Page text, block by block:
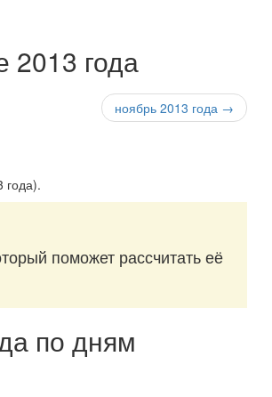
2013 года
ноябрь 2013 года →
года).
поможет рассчитать её
по дням